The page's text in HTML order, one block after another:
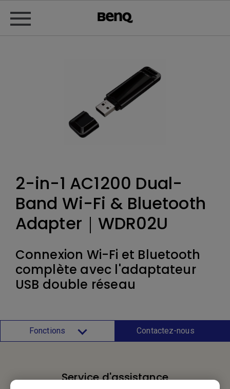
2-in-1 AC1200 Dual-
Band Wi-Fi & Bluetooth
Adapter｜WDR02U
Connexion Wi-Fi et Bluetooth
complète avec l'adaptateur
USB double réseau
Fonctions Contactez-nous
Service d'assistance